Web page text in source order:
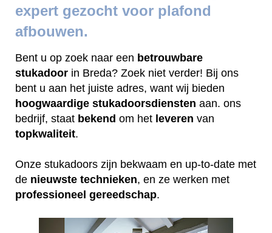
expert gezocht voor plafond
afbouwen.
Bent u op zoek naar een betrouwbare
stukadoor in Breda? Zoek niet verder! Bij ons
bent u aan het juiste adres, want wij bieden
hoogwaardige stukadoorsdiensten aan. ons
bedrijf, staat bekend om het leveren van
topkwaliteit.
Onze stukadoors zijn bekwaam en up-to-date met
de nieuwste technieken, en ze werken met
professioneel gereedschap.